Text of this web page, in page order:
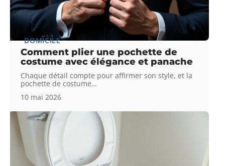
DOMICILE
Comment plier une pochette de
costume avec élégance et panache
Chaque détail compte pour affirmer son style, et la
pochette de costume…
10 mai 2026